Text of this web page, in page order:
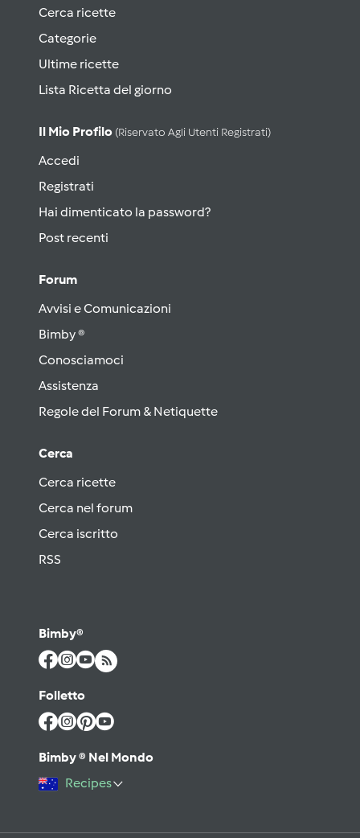
Cerca ricette
Categorie
Ultime ricette
Lista Ricetta del giorno
Il Mio Profilo (riservato Agli Utenti Registrati)
Accedi
Registrati
Hai dimenticato la password?
Post recenti
Forum
Avvisi e Comunicazioni
Bimby ®
Conosciamoci
Assistenza
Regole del Forum & Netiquette
Cerca
Cerca ricette
Cerca nel forum
Cerca iscritto
RSS
Bimby®
Folletto
Bimby ® Nel Mondo
Recipes